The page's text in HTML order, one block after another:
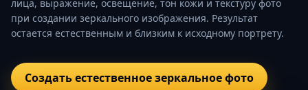
лица, выражение, освещение, тон кожи и текстуру фото
при создании зеркального изображения. Результат
остается естественным и близким к исходному портрету.
Создать естественное зеркальное фото